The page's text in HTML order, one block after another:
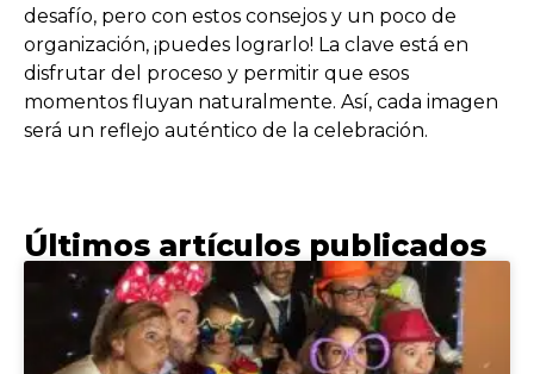
desafío, pero con estos consejos y un poco de
organización, ¡puedes lograrlo! La clave está en
disfrutar del proceso y permitir que esos
momentos fluyan naturalmente. Así, cada imagen
será un reflejo auténtico de la celebración.
Últimos artículos publicados